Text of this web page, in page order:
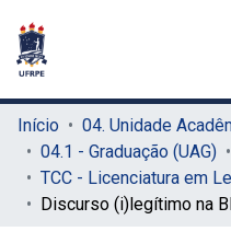
Início
04.1 - Graduação (UAG)